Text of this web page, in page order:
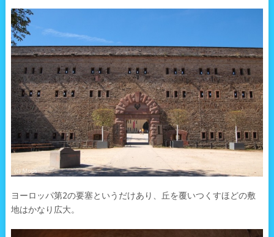
ヨーロッパ第2の要塞というだけあり、丘を覆いつくすほどの敷
地はかなり広大。